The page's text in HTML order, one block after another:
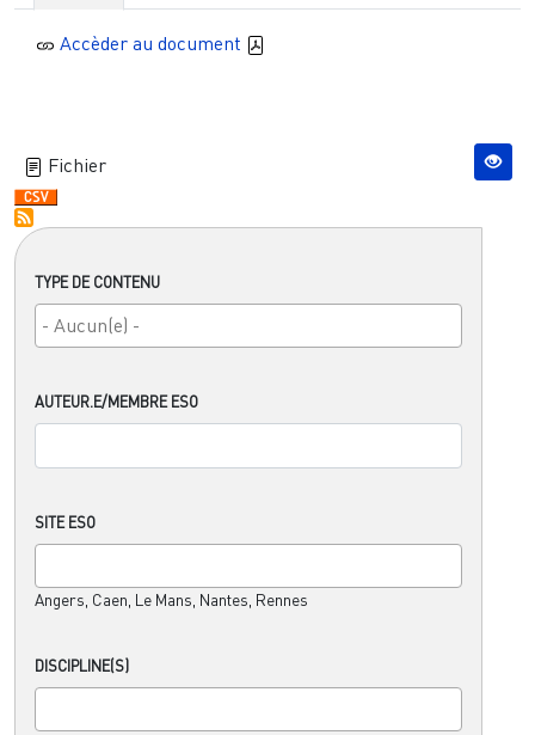
TYPE DE CONTENU
AUTEUR.E/MEMBRE ESO
SITE ESO
Angers, Caen, Le Mans, Nantes, Rennes
DISCIPLINE(S)
Accèder au document
Fichier